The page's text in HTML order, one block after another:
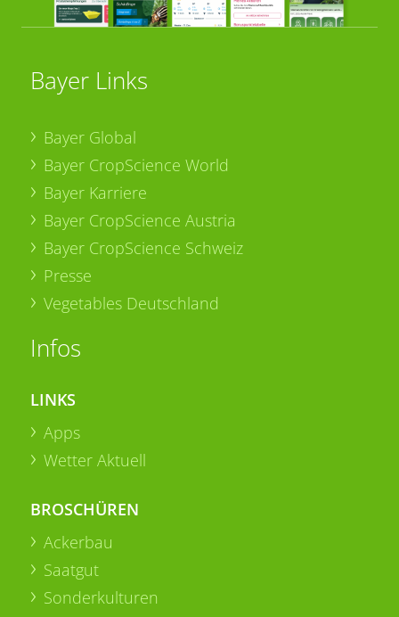
Bayer Links
Bayer Global
Bayer CropScience World
Bayer Karriere
Bayer CropScience Austria
Bayer CropScience Schweiz
Presse
Vegetables Deutschland
Infos
LINKS
Apps
Wetter Aktuell
BROSCHÜREN
Ackerbau
Saatgut
Sonderkulturen